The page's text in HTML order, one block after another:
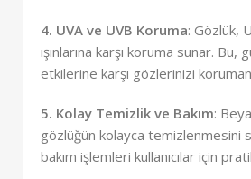
4. UVA ve UVB Koruma: Gözlük,
ışınlarına karşı koruma sunar. Bu,
etkilerine karşı gözlerinizi
5. Kolay Temizlik ve Bakım:
gözlüğün kolayca temizlenmesini
bakım işlemleri kullanıcılar için